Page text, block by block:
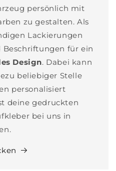
persönlich mit
zu gestalten. Als
Lackierungen
für ein
Design. Dabei kann
beliebiger Stelle
personalisiert
deine gedruckten
bei uns in